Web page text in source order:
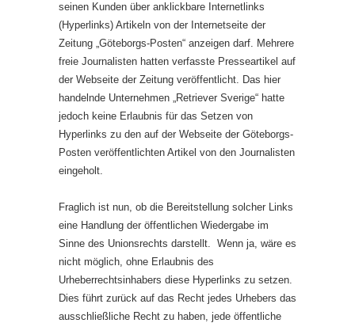
seinen Kunden über anklickbare Internetlinks
(Hyperlinks) Artikeln von der Internetseite der
Zeitung „Göteborgs-Posten“ anzeigen darf. Mehrere
freie Journalisten hatten verfasste Presseartikel auf
der Webseite der Zeitung veröffentlicht. Das hier
handelnde Unternehmen „Retriever Sverige“ hatte
jedoch keine Erlaubnis für das Setzen von
Hyperlinks zu den auf der Webseite der Göteborgs-
Posten veröffentlichten Artikel von den Journalisten
eingeholt.
Fraglich ist nun, ob die Bereitstellung solcher Links
eine Handlung der öffentlichen Wiedergabe im
Sinne des Unionsrechts darstellt. Wenn ja, wäre es
nicht möglich, ohne Erlaubnis des
Urheberrechtsinhabers diese Hyperlinks zu setzen.
Dies führt zurück auf das Recht jedes Urhebers das
ausschließliche Recht zu haben, jede öffentliche